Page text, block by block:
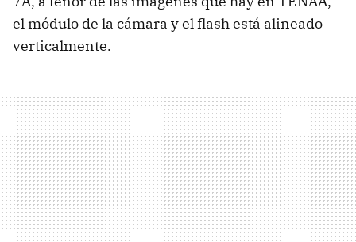
el módulo de la cámara y el flash está alineado
verticalmente.